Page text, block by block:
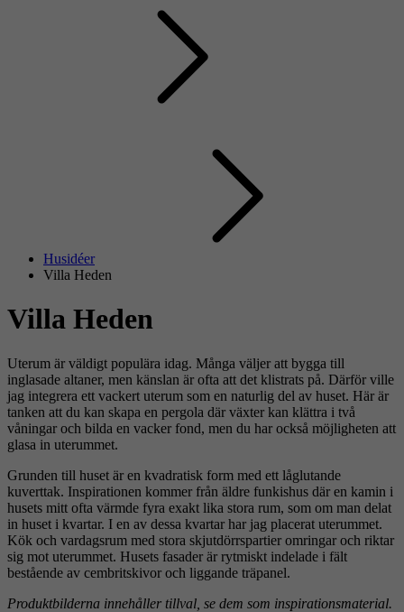
Husidéer
Villa Heden
Villa Heden
Uterum är väldigt populära idag. Många väljer att bygga till
inglasade altaner, men känslan är ofta att det klistrats på. Därför ville
jag integrera ett vackert uterum som en naturlig del av huset. Här är
tanken att du kan skapa en pergola där växter kan klättra i två
våningar och bilda en vacker fond, men du har också möjligheten att
glasa in uterummet.
Grunden till huset är en kvadratisk form med ett låglutande
kuverttak. Inspirationen kommer från äldre funkishus där en kamin i
husets mitt ofta värmde fyra exakt lika stora rum, som om man delat
in huset i kvartar. I en av dessa kvartar har jag placerat uterummet.
Kök och vardagsrum med stora skjutdörrspartier omringar och riktar
sig mot uterummet. Husets fasader är rytmiskt indelade i fält
bestående av cembritskivor och liggande träpanel.
Produktbilderna innehåller tillval, se dem som inspirationsmaterial.